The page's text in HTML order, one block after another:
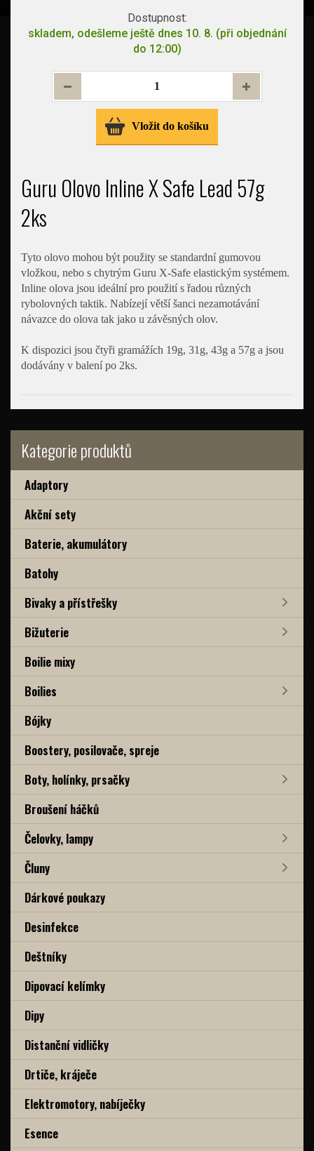
Kategorie produktů
Adaptory
Akční sety
Baterie, akumulátory
Batohy
Bivaky a přístřešky
Bižuterie
Boilie mixy
Boilies
Bójky
Boostery, posilovače, spreje
Boty, holínky, prsačky
Broušení háčků
Čelovky, lampy
Čluny
Dárkové poukazy
Desinfekce
Deštníky
Dipovací kelímky
Dipy
Distanční vidličky
Drtiče, kráječe
Elektromotory, nabíječky
Esence
Dostupnost:
skladem, odešleme ještě dnes 10. 8. (při objednání
do 12:00)
Vložit do košíku
Guru Olovo Inline X Safe Lead 57g
2ks
Tyto olovo mohou být použity se standardní gumovou
vložkou, nebo s chytrým Guru X-Safe elastickým systémem.
Inline olova jsou ideální pro použití s řadou různých
rybolovných taktik. Nabízejí větší šanci nezamotávání
návazce do olova tak jako u závěsných olov.
K dispozici jsou čtyři gramážích 19g, 31g, 43g a 57g a jsou
dodávány v balení po 2ks.